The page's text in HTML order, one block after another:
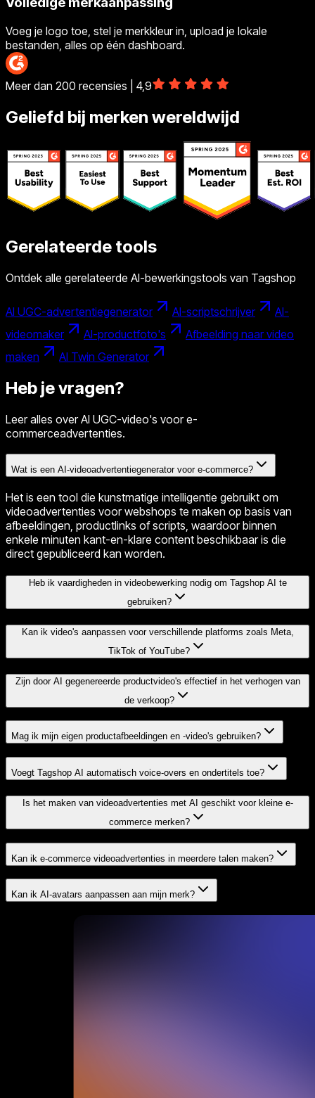
Voeg je logo toe, stel je merkkleur in, upload je lokale
bestanden, alles op één dashboard.
Meer dan 200 recensies | 4,9
Geliefd bij merken wereldwijd
Gerelateerde tools
Ontdek alle gerelateerde AI-bewerkingstools van Tagshop
AI UGC-advertentiegenerator AI-scriptschrijver
AI-
videomaker
AI-productfoto's
Afbeelding naar video
maken
AI Twin Generator
Heb je vragen?
Leer alles over AI UGC-video's voor e-
commerceadvertenties.
Wat is een AI-videoadvertentiegenerator voor e-commerce?
Het is een tool die kunstmatige intelligentie gebruikt om
videoadvertenties voor webshops te maken op basis van
afbeeldingen, productlinks of scripts, waardoor binnen
enkele minuten kant-en-klare content beschikbaar is die
direct gepubliceerd kan worden.
Heb ik vaardigheden in videobewerking nodig om Tagshop AI te
gebruiken?
Kan ik video's aanpassen voor verschillende platforms zoals Meta,
TikTok of YouTube?
Zijn door AI gegenereerde productvideo's effectief in het verhogen van
de verkoop?
Mag ik mijn eigen productafbeeldingen en -video's gebruiken?
Voegt Tagshop AI automatisch voice-overs en ondertitels toe?
Is het maken van videoadvertenties met AI geschikt voor kleine e-
commerce merken?
Kan ik e-commerce videoadvertenties in meerdere talen maken?
Kan ik AI-avatars aanpassen aan mijn merk?